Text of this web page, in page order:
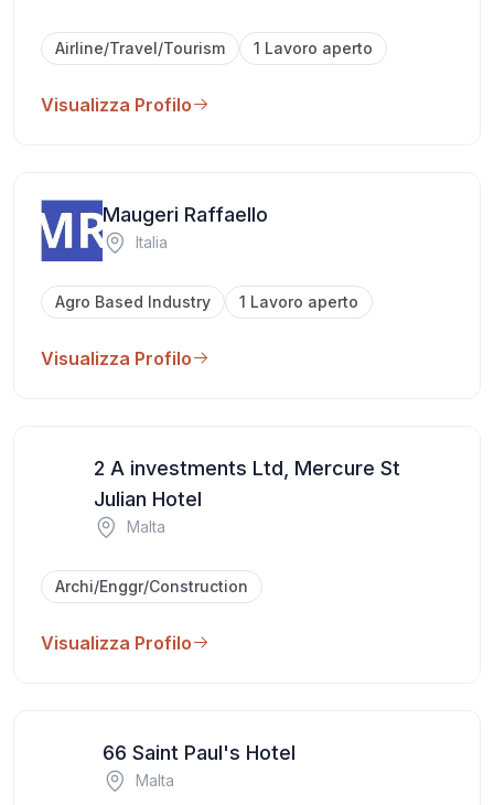
Airline/Travel/Tourism 1 Lavoro aperto
Visualizza Profilo
Maugeri Raffaello
Italia
Agro Based Industry 1 Lavoro aperto
Visualizza Profilo
2 A investments Ltd, Mercure St
Julian Hotel
Malta
Archi/Enggr/Construction
Visualizza Profilo
66 Saint Paul's Hotel
Malta